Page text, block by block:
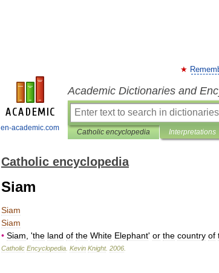
en-academic.com
Academic Dictionaries and
Catholic encyclopedia Interpretations
Catholic encyclopedia
Siam
Siam
Siam
• Siam , 'the land of the White Elephant' or the country of
Catholic Encyclopedia Kevin Knight. 2006